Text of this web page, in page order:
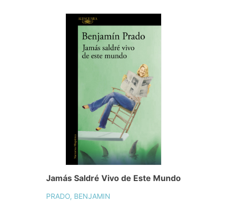
Jamás Saldré Vivo de Este Mundo
PRADO, BENJAMIN